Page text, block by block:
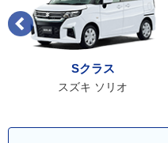
Sクラス
スズキ ソリオ